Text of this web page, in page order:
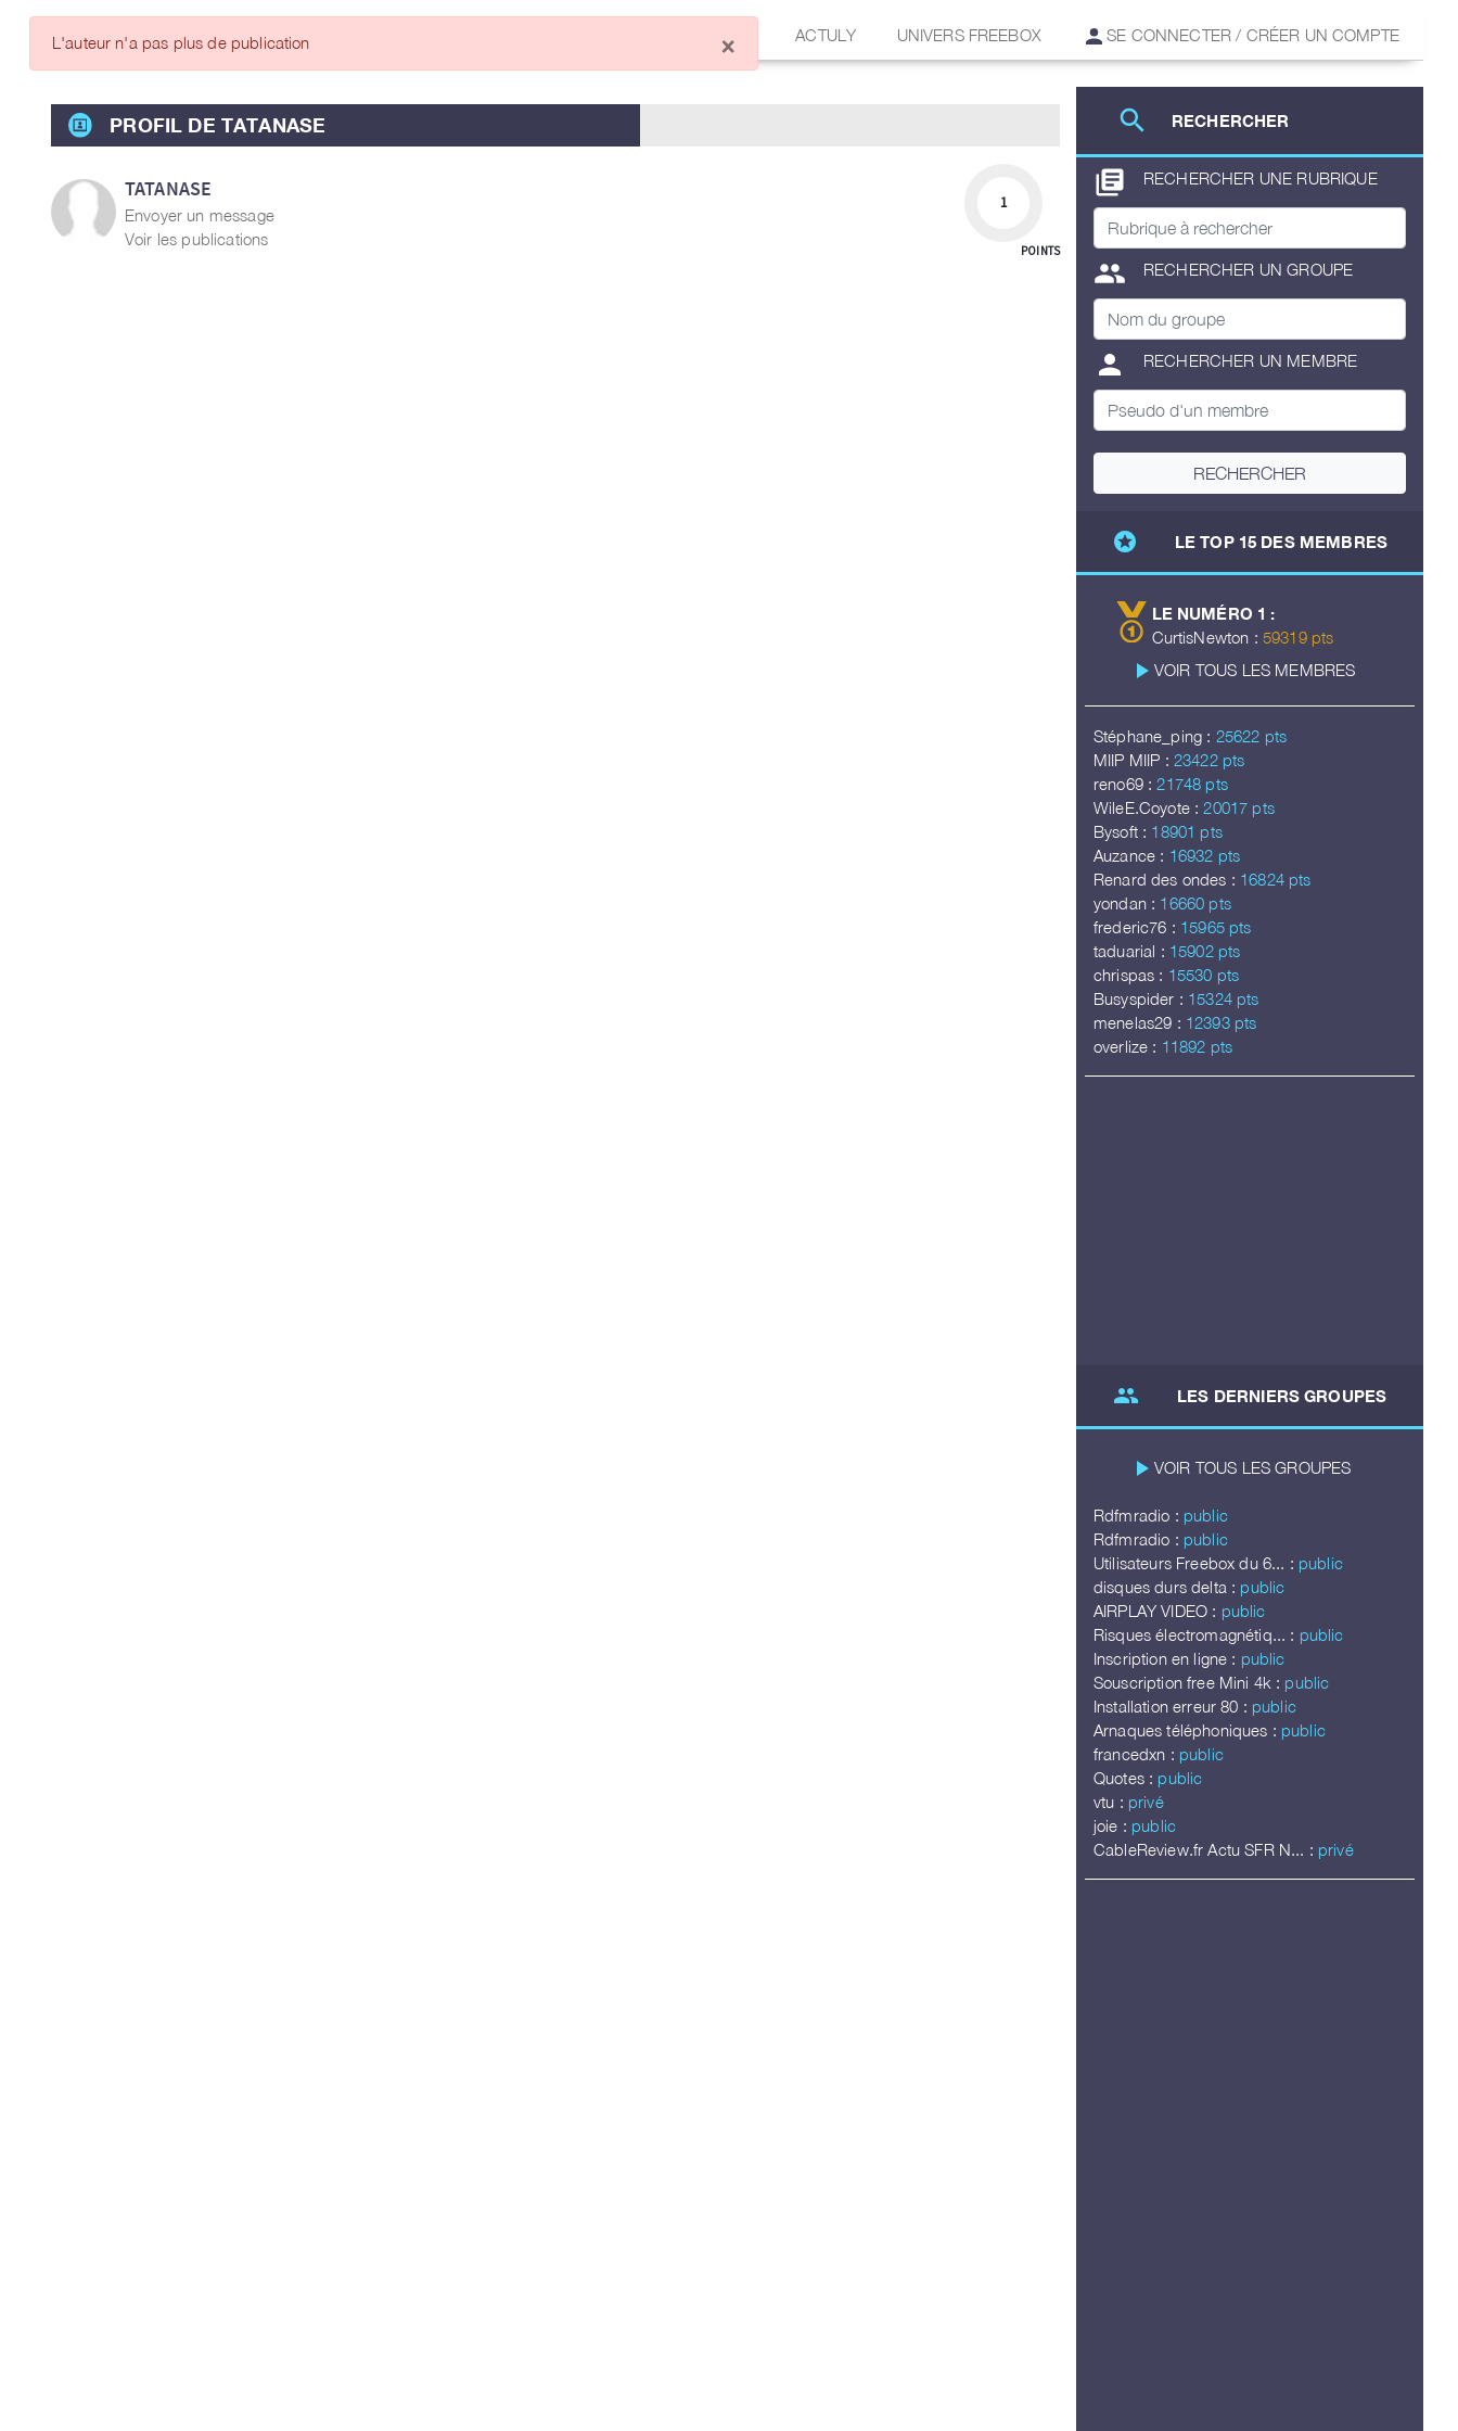
ARTICLES DES MEMBRES ACTULY UNIVERS FREEBOX SE CONNECTER / CRÉER UN COMPTE
search RECHERCHER
library_books RECHERCHER UNE RUBRIQUE
group RECHERCHER UN GROUPE
person RECHERCHER UN MEMBRE
RECHERCHER
stars LE TOP 15 DES MEMBRES
LE NUMÉRO 1 :
CurtisNewton : 59319 pts
play_arrow VOIR TOUS LES MEMBRES
Stéphane_ping : 25622 pts
MIIP MIIP : 23422 pts
reno69 : 21748 pts
WileE.Coyote : 20017 pts
Bysoft : 18901 pts
Auzance : 16932 pts
Renard des ondes : 16824 pts
yondan : 16660 pts
frederic76 : 15965 pts
taduarial : 15902 pts
chrispas : 15530 pts
Busyspider : 15324 pts
menelas29 : 12393 pts
overlize : 11892 pts
group LES DERNIERS GROUPES
play_arrow VOIR TOUS LES GROUPES
Rdfmradio : public
Rdfmradio : public
Utilisateurs Freebox du 6... : public
disques durs delta : public
AIRPLAY VIDEO : public
Risques électromagnétiq... : public
Inscription en ligne : public
Souscription free Mini 4k : public
Installation erreur 80 : public
Arnaques téléphoniques : public
francedxn : public
Quotes : public
vtu : privé
joie : public
CableReview.fr Actu SFR N... : privé
PROFIL DE TATANASE
TATANASE
Envoyer un message
Voir les publications
1
POINTS
L'auteur n'a pas plus de publication ×